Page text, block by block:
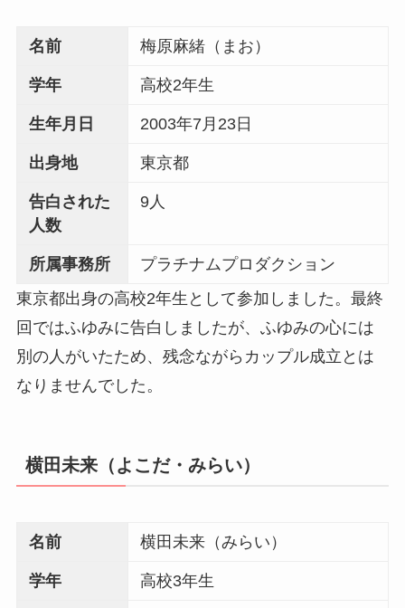
名前 梅原麻緒（まお）
学年 高校2年生
生年月日 2003年7月23日
出身地 東京都
告白された
人数
9人
所属事務所
プラチナムプロダクション
東京都出身の高校2年生として参加しました。最終
回ではふゆみに告白しましたが、ふゆみの心には
別の人がいたため、残念ながらカップル成立とは
なりませんでした。
横田未来（よこだ・みらい）
名前 横田未来（みらい）
学年 高校3年生